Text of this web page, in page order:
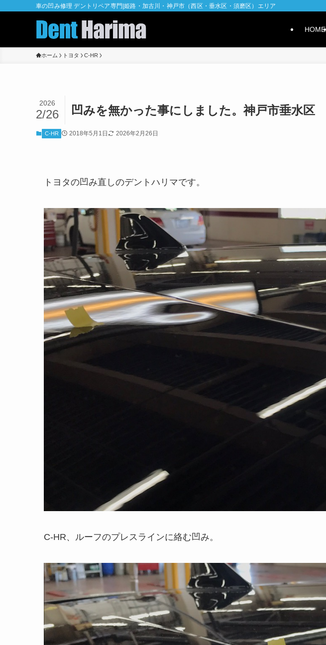
車の凹み修理 デントリペア専門|姫路・加古川・神戸市（西区・垂水区・須磨区）エリア
HOME
ホーム トヨタ C-HR
凹みを無かった事にしました。神戸市垂水区
2026
2/26
C-HR 2018年5月1日 2026年2月26日
トヨタの凹み直しのデントハリマです。
C-HR、ルーフのプレスラインに絡む凹み。